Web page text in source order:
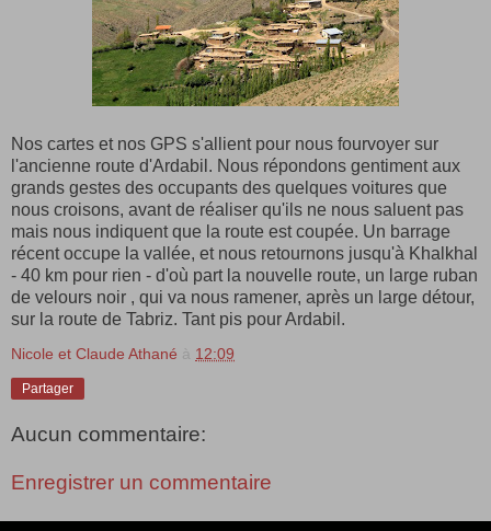
Nos cartes et nos GPS s'allient pour nous fourvoyer sur
l'ancienne route d'Ardabil. Nous répondons gentiment aux
grands gestes des occupants des quelques voitures que
nous croisons, avant de réaliser qu'ils ne nous saluent pas
mais nous indiquent que la route est coupée. Un barrage
récent occupe la vallée, et nous retournons jusqu'à Khalkhal
- 40 km pour rien - d'où part la nouvelle route, un large ruban
de velours noir , qui va nous ramener, après un large détour,
sur la route de Tabriz. Tant pis pour Ardabil.
Nicole et Claude Athané à 12:09
Partager
Aucun commentaire:
Enregistrer un commentaire